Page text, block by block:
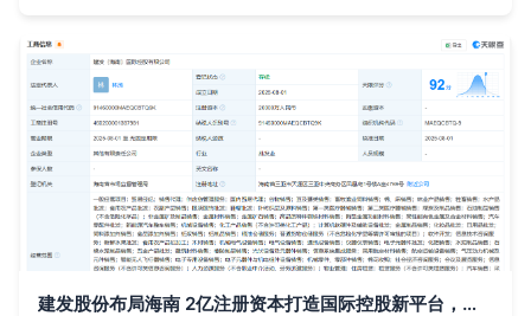
建发股份布局海南 2亿注册资本打造国际控股新平台，激发国内贸易代理新活力